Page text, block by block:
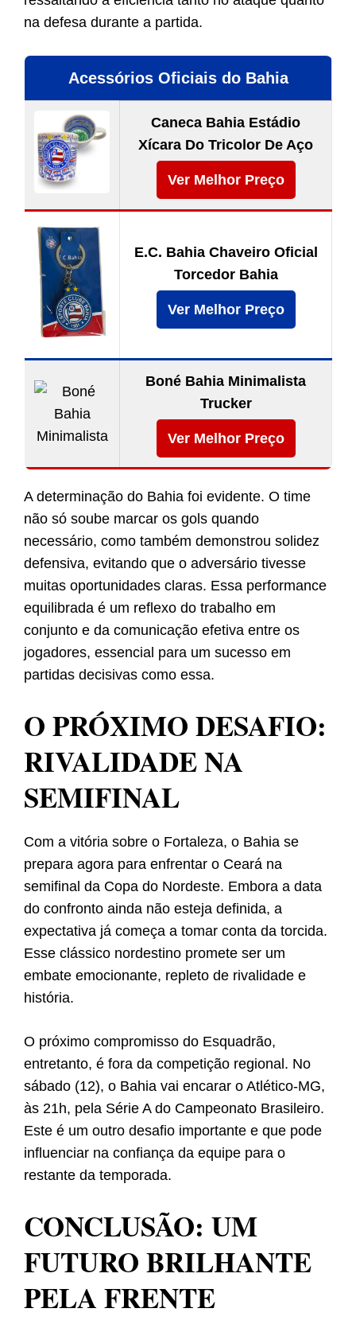
na defesa durante a partida.
Acessórios Oficiais do Bahia
Caneca Bahia Estádio
Xícara Do Tricolor De Aço
Ver Melhor Preço
E.C. Bahia Chaveiro Oficial
Torcedor Bahia
Ver Melhor Preço
Boné Bahia Minimalista
Trucker
Ver Melhor Preço
A determinação do Bahia foi evidente. O time
não só soube marcar os gols quando
necessário, como também demonstrou solidez
defensiva, evitando que o adversário tivesse
muitas oportunidades claras. Essa performance
equilibrada é um reflexo do trabalho em
conjunto e da comunicação efetiva entre os
jogadores, essencial para um sucesso em
partidas decisivas como essa.
O PRÓXIMO DESAFIO:
RIVALIDADE NA
SEMIFINAL
Com a vitória sobre o Fortaleza, o Bahia se
prepara agora para enfrentar o Ceará na
semifinal da Copa do Nordeste. Embora a data
do confronto ainda não esteja definida, a
expectativa já começa a tomar conta da torcida.
Esse clássico nordestino promete ser um
embate emocionante, repleto de rivalidade e
história.
O próximo compromisso do Esquadrão,
entretanto, é fora da competição regional. No
sábado (12), o Bahia vai encarar o Atlético-MG,
às 21h, pela Série A do Campeonato Brasileiro.
Este é um outro desafio importante e que pode
influenciar na confiança da equipe para o
restante da temporada.
CONCLUSÃO: UM
FUTURO BRILHANTE
PELA FRENTE